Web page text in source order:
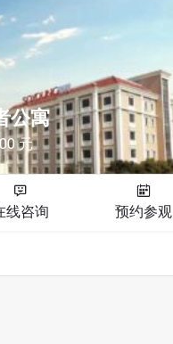
公寓
元
线咨询 预约参观